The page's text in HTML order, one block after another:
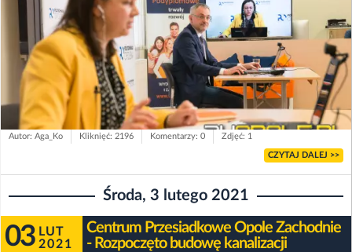
Autor: Aga_Ko Kliknięć: 2196 Komentarzy: 0 Zdjęć: 1
CZYTAJ DALEJ >>
Środa, 3 lutego 2021
03 LUT
2021
Centrum Przesiadkowe Opole Zachodnie
- Rozpoczęto budowę kanalizacji